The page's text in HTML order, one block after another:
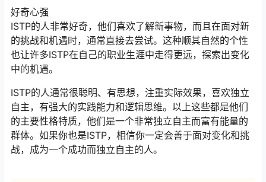
好奇心强
ISTP的人非常好奇，他们喜欢了解新事物，而且在面对新
的挑战和机遇时，通常直接去尝试。这种顺其自然的个性
也让许多ISTP在自己的职业生涯中走得更远，探索出变化
中的机遇。
ISTP的人通常很聪明、有思想，注重实际效果，喜欢独立
自主，有强大的实践能力和逻辑思维。以上这些都是他们
的主要性格特质，他们是一个非常独立自主而富有能量的
群体。如果你也是ISTP，相信你一定会善于面对变化和挑
战，成为一个成功而独立自主的人。